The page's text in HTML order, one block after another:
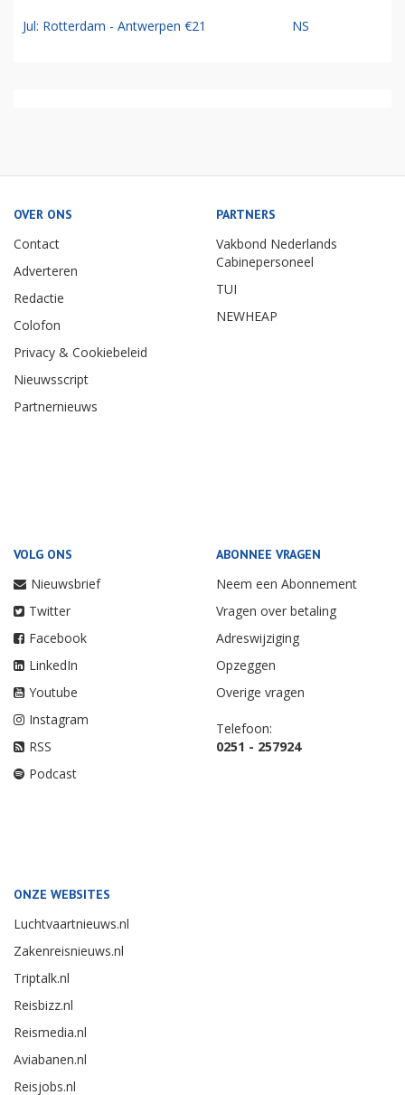
Jul: Rotterdam - Antwerpen €21 NS
OVER ONS
Contact
Adverteren
Redactie
Colofon
Privacy & Cookiebeleid
Nieuwsscript
Partnernieuws
PARTNERS
Vakbond Nederlands
Cabinepersoneel
TUI
NEWHEAP
VOLG ONS
Nieuwsbrief
Twitter
Facebook
LinkedIn
Youtube
Instagram
RSS
Podcast
ABONNEE VRAGEN
Neem een Abonnement
Vragen over betaling
Adreswijziging
Opzeggen
Overige vragen
Telefoon:
0251 - 257924
ONZE WEBSITES
Luchtvaartnieuws.nl
Zakenreisnieuws.nl
Triptalk.nl
Reisbizz.nl
Reismedia.nl
Aviabanen.nl
Reisjobs.nl